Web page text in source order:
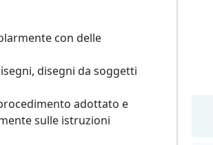
con delle
disegni da soggetti
adottato e
sulle istruzioni